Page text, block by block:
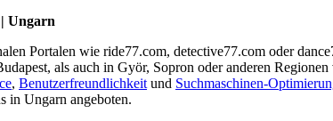
Ungarn
Portalen wie ride77.com, detective77.com oder
als auch in Györ, Sopron oder anderen
, Benutzerfreundlichkeit und Suchmaschinen-
in Ungarn angeboten.